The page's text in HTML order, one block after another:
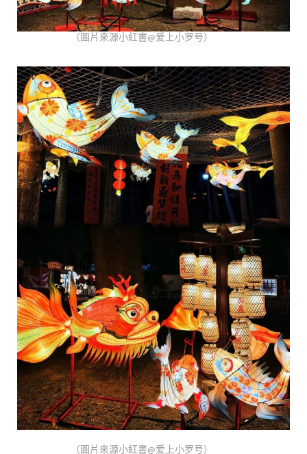
（圖片來源小紅書@爱上小罗号）
（圖片來源小紅書@爱上小罗号）